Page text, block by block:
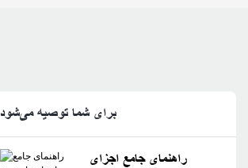
برای شما توصیه می‌شود
راهنمای جامع اجزای